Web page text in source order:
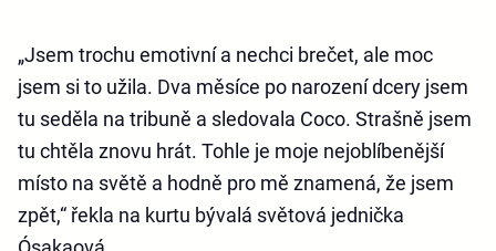
„Jsem trochu emotivní a nechci brečet, ale moc
jsem si to užila. Dva měsíce po narození dcery jsem
tu seděla na tribuně a sledovala Coco. Strašně jsem
tu chtěla znovu hrát. Tohle je moje nejoblíbenější
místo na světě a hodně pro mě znamená, že jsem
zpět,“ řekla na kurtu bývalá světová jednička